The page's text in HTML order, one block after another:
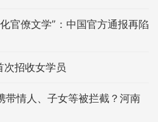
官僚文学”：中国官方通报再陷
次招收女学员
带情人、子女等被拦截？河南